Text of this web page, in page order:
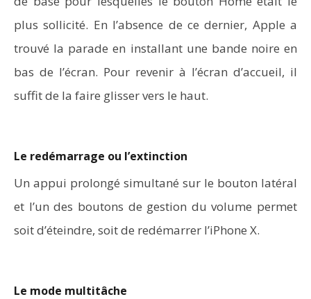
plus sollicité. En l’absence de ce dernier, Apple a
trouvé la parade en installant une bande noire en
bas de l’écran. Pour revenir à l’écran d’accueil, il
suffit de la faire glisser vers le haut.
Le redémarrage ou l’extinction
Un appui prolongé simultané sur le bouton latéral
et l’un des boutons de gestion du volume permet
soit d’éteindre, soit de redémarrer l’iPhone X.
Le mode multitâche